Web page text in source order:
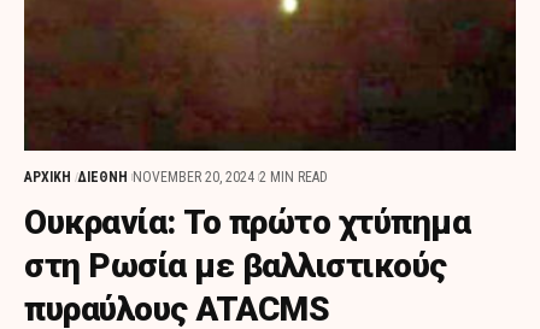
ΑΡΧΙΚΗ ΔΙΕΘΝΗ NOVEMBER 20, 2024 2 MIN READ
Ουκρανία: Το πρώτο χτύπημα
στη Ρωσία με βαλλιστικούς
πυραύλους ATACMS